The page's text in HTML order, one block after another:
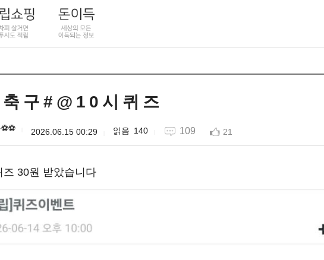
축 구 # @ 1 0 시 퀴 즈
2026.06.15 00:29 140 109 21
즈 30원 받았습니다